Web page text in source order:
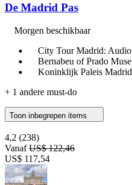
De Madrid Pas
Morgen beschikbaar
City Tour Madrid:
Bernabeu of Prado
Koninklijk Paleis
+ 1 andere must-do
Toon inbegrepen items
4,2 (238)
VanafUS$ 122,46
US$ 117,54